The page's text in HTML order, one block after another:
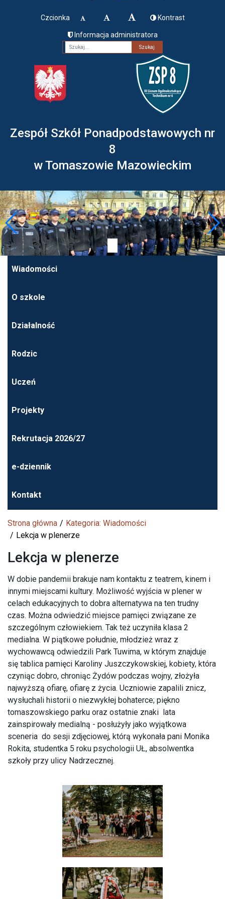
Czcionka Kontrast
Informacja administratora
Fraza
Zespół Szkół Ponadpodstawowych nr
8
w Tomaszowie Mazowieckim
Wiadomości
O szkole
Działalność
Rodzic
Uczeń
Projekty
Rekrutacja 2026/27
e-dziennik
Kontakt
Strona główna
Kategoria: Wiadomości
Lekcja w plenerze
Lekcja w plenerze
W dobie pandemii brakuje nam kontaktu z teatrem, kinem i
innymi miejscami kultury. Możliwość wyjścia w plener w
celach edukacyjnych to dobra alternatywa na ten trudny
czas. Można odwiedzić miejsce pamięci związane ze
szczególnym człowiekiem. Tak też uczyniła klasa 2
medialna. W piątkowe południe, młodzież wraz z
wychowawcą odwiedzili Park Tuwima, w którym znajduje
się tablica pamięci Karoliny Juszczykowskiej, kobiety, która
czyniąc dobro, chroniąc Żydów podczas wojny, złożyła
najwyższą ofiarę, ofiarę z życia. Uczniowie zapalili znicz,
wysłuchali historii o niezwykłej bohaterce; piękno
tomaszowskiego parku oraz ostatnie znaki lata
zainspirowały medialną - posłużyły jako wyjątkowa
sceneria do sesji zdjęciowej, którą wykonała pani Monika
Rokita, studentka 5 roku psychologii UŁ, absolwentka
szkoły przy ulicy Nadrzecznej.